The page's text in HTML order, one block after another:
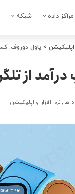
مراکز داده شبکه
اپلیکیشن > پاول دوروف:
از
ها نرم افزار و اپلیکیشن